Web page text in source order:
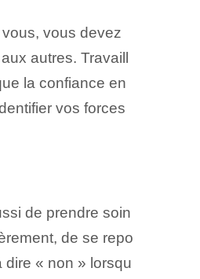
vous devez
autres. Travaill
la confiance en
vos forces
de prendre soin
de se repo
dire « non » lorsqu